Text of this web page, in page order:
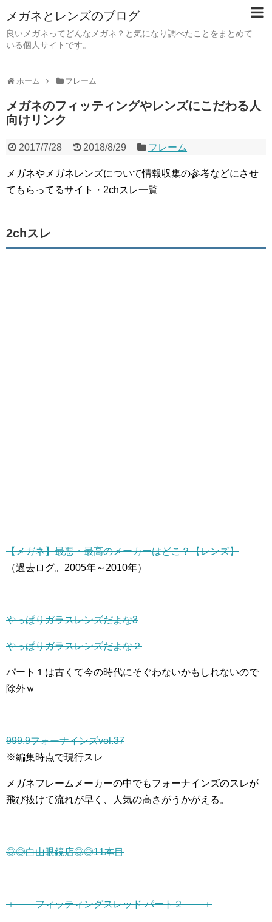
メガネとレンズのブログ
良いメガネってどんなメガネ？と気になり調べたことをまとめて
いる個人サイトです。
ホーム フレーム
メガネのフィッティングやレンズにこだわる人
向けリンク
2017/7/28 2018/8/29 フレーム
メガネやメガネレンズについて情報収集の参考などにさせ
てもらってるサイト・2chスレ一覧
2chスレ
【メガネ】最悪・最高のメーカーはどこ？【レンズ】
（過去ログ。2005年～2010年）
やっぱりガラスレンズだよな3
やっぱりガラスレンズだよな２
パート１は古くて今の時代にそぐわないかもしれないので
除外ｗ
999.9フォーナインズvol.37
※編集時点で現行スレ
メガネフレームメーカーの中でもフォーナインズのスレが
飛び抜けて流れが早く、人気の高さがうかがえる。
◎◎白山眼鏡店◎◎11本目
＋－ フィッティングスレッド パート２ －＋